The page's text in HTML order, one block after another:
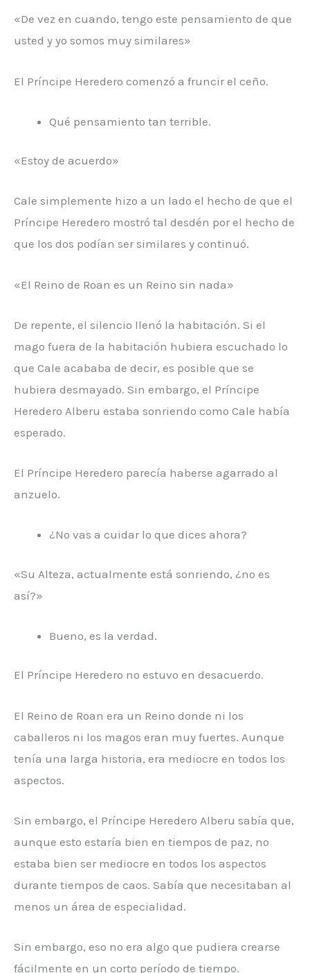
«De vez en cuando, tengo este pensamiento de que
usted y yo somos muy similares»
El Príncipe Heredero comenzó a fruncir el ceño.
Qué pensamiento tan terrible.
«Estoy de acuerdo»
Cale simplemente hizo a un lado el hecho de que el
Príncipe Heredero mostró tal desdén por el hecho de
que los dos podían ser similares y continuó.
«El Reino de Roan es un Reino sin nada»
De repente, el silencio llenó la habitación. Si el
mago fuera de la habitación hubiera escuchado lo
que Cale acababa de decir, es posible que se
hubiera desmayado. Sin embargo, el Príncipe
Heredero Alberu estaba sonriendo como Cale había
esperado.
El Príncipe Heredero parecía haberse agarrado al
anzuelo.
¿No vas a cuidar lo que dices ahora?
«Su Alteza, actualmente está sonriendo, ¿no es
así?»
Bueno, es la verdad.
El Príncipe Heredero no estuvo en desacuerdo.
El Reino de Roan era un Reino donde ni los
caballeros ni los magos eran muy fuertes. Aunque
tenía una larga historia, era mediocre en todos los
aspectos.
Sin embargo, el Príncipe Heredero Alberu sabía que,
aunque esto estaría bien en tiempos de paz, no
estaba bien ser mediocre en todos los aspectos
durante tiempos de caos. Sabía que necesitaban al
menos un área de especialidad.
Sin embargo, eso no era algo que pudiera crearse
fácilmente en un corto período de tiempo.